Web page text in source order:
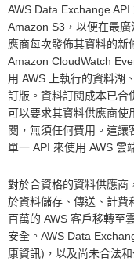
AWS Data Exchange
Amazon S3，以便在最
應商每次發佈其資料的新
Amazon CloudWatch
用 AWS 上執行的資料湖
訂版。資料訂閱成本已合
可以要求其資料供應商使
閱，無須任何費用。這讓
單一 API 來使用 AWS 雲
對於合資格的資料供應商
於資料儲存、傳送、計費
百萬的 AWS 客戶移轉至
安全。AWS Data
康資訊)，以及尚未合法